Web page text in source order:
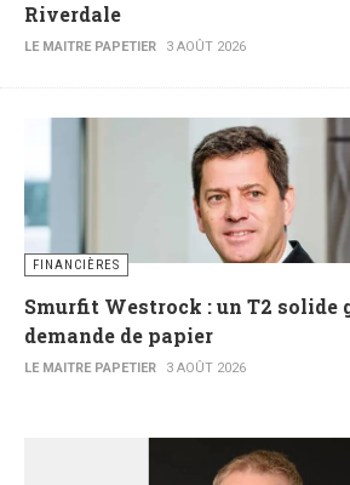
Riverdale
LE MAITRE PAPETIER 3 AOÛT 2026
FINANCIÈRES
Smurfit Westrock : un T2 solide
demande de papier
LE MAITRE PAPETIER 3 AOÛT 2026